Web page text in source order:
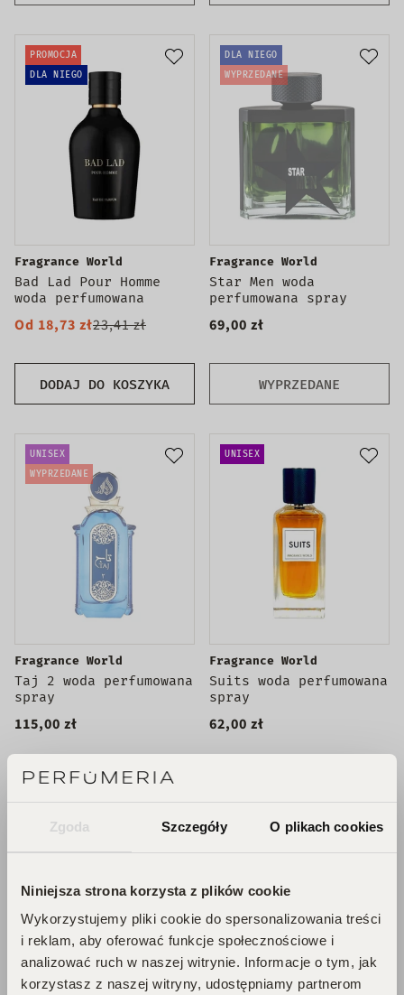
Zgoda Szczegóły O plikach cookies
Niniejsza strona korzysta z plików cookie
Wykorzystujemy pliki cookie do spersonalizowania treści
i reklam, aby oferować funkcje społecznościowe i
analizować ruch w naszej witrynie. Informacje o tym, jak
korzystasz z naszej witryny, udostępniamy partnerom
PROMOCJA
DLA NIEGO
DODAJ DO KOSZYKA
Fragrance World
Bad Lad Pour Homme
woda perfumowana
Od 18,73 zł23,41 zł
DLA NIEGO
WYPRZEDANE
WYPRZEDANE
Fragrance World
Star Men woda
perfumowana spray
69,00 zł
UNISEX
WYPRZEDANE
WYPRZEDANE
Fragrance World
Taj 2 woda perfumowana
spray
115,00 zł
UNISEX
Fragrance World
Suits woda perfumowana
spray
62,00 zł
UNISEX
DLA NIEGO